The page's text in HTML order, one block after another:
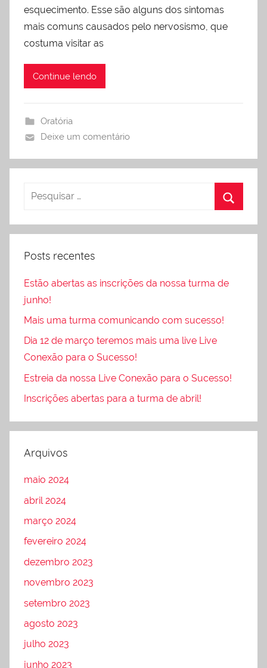
esquecimento. Esse são alguns dos sintomas
mais comuns causados pelo nervosismo, que
costuma visitar as
Continue lendo
Oratória
Deixe um comentário
Posts recentes
Estão abertas as inscrições da nossa turma de
junho!
Mais uma turma comunicando com sucesso!
Dia 12 de março teremos mais uma live Live
Conexão para o Sucesso!
Estreia da nossa Live Conexão para o Sucesso!
Inscrições abertas para a turma de abril!
Arquivos
maio 2024
abril 2024
março 2024
fevereiro 2024
dezembro 2023
novembro 2023
setembro 2023
agosto 2023
julho 2023
junho 2023